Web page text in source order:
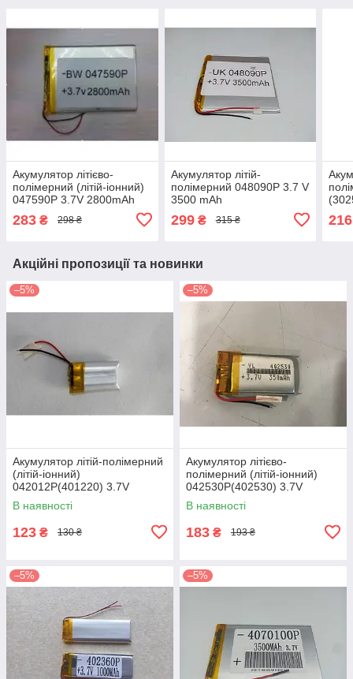
Акумулятор літієво-
полімерний (літій-іонний)
047590P 3.7V 2800mAh
283 ₴ 298 ₴
Акумулятор літій-
полімерний 048090P 3.7 V
3500 mAh
299₴ 315 ₴ 216
Акційні пропозиції та новинки
–5%
Акумулятор літій-полімерний
(літій-іонний)
042012P(401220) 3.7V
150mAh
В наявності
123 ₴ 130 ₴
–5%
Акумулятор літієво-
полімерний (літій-іонний)
042530P(402530) 3.7V
350mAh
В наявності
183 ₴ 193 ₴
–5% –5%